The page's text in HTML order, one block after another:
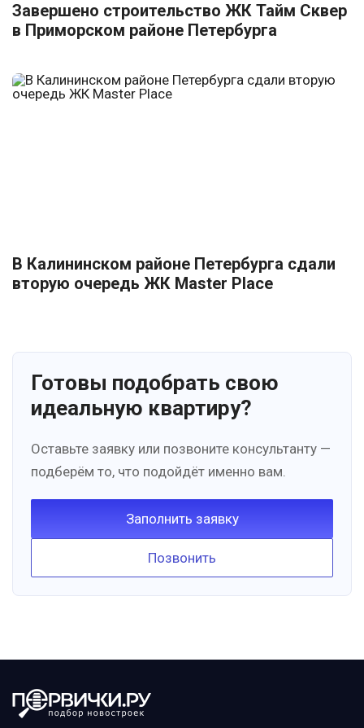
Завершено строительство ЖК Тайм Сквер
в Приморском районе Петербурга
В Калининском районе Петербурга сдали
вторую очередь ЖК Master Place
Готовы подобрать свою
идеальную квартиру?
Оставьте заявку или позвоните консультанту —
подберём то, что подойдёт именно вам.
Заполнить заявку
Позвонить